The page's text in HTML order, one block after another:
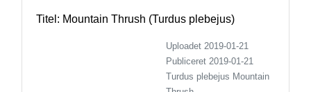
Titel: Mountain Thrush (Turdus plebejus)
Uploadet 2019-01-21
Publiceret 2019-01-21
Turdus plebejus Mountain